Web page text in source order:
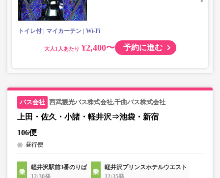
・車内は常時換気し、清掃・除菌を徹底。
トイレ付 マイカーテン Wi-Fi
大人 ¥2,400〜 予約に進む
西武観光バス株式会社,千曲バス株式会社
上田・佐久・小諸・軽井沢⇒池袋・新宿
106便
昼行便
軽井沢駅前3番のりば
12:30発
軽井沢プリンスホテルウエスト
12:35発